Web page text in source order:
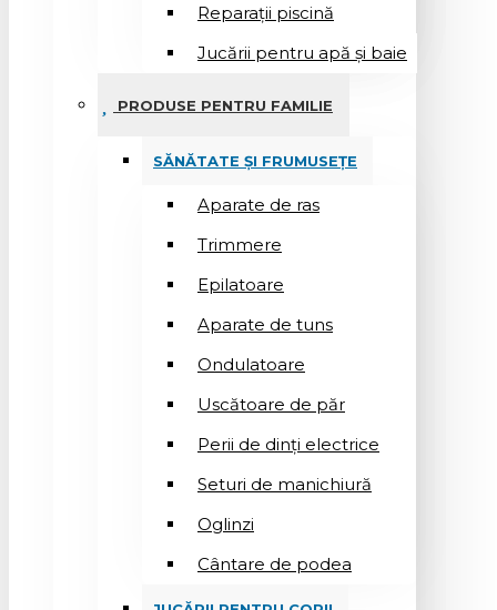
Reparații piscină
Jucării pentru apă și baie
PRODUSE PENTRU FAMILIE
SĂNĂTATE ȘI FRUMUSEȚE
Aparate de ras
Trimmere
Epilatoare
Aparate de tuns
Ondulatoare
Uscătoare de păr
Perii de dinți electrice
Seturi de manichiură
Oglinzi
Cântare de podea